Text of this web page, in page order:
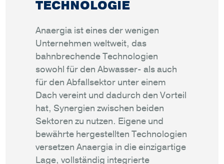
TECHNOLOGIE
Anaergia ist eines der wenigen
Unternehmen weltweit, das
bahnbrechende Technologien
sowohl für den Abwasser- als auch
für den Abfallsektor unter einem
Dach vereint und dadurch den Vorteil
hat, Synergien zwischen beiden
Sektoren zu nutzen. Eigene und
bewährte hergestellten Technologien
versetzen Anaergia in die einzigartige
Lage, vollständig integrierte